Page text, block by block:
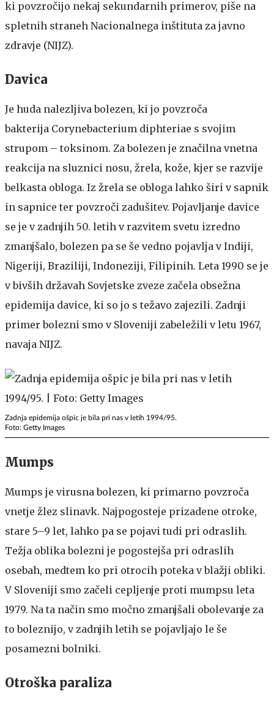
ki povzročijo nekaj sekundarnih primerov, piše na
spletnih straneh Nacionalnega inštituta za javno
zdravje (NIJZ).
Davica
Je huda nalezljiva bolezen, ki jo povzroča
bakterija Corynebacterium diphteriae s svojim
strupom – toksinom. Za bolezen je značilna vnetna
reakcija na sluznici nosu, žrela, kože, kjer se razvije
belkasta obloga. Iz žrela se obloga lahko širi v sapnik
in sapnice ter povzroči zadušitev. Pojavljanje davice
se je v zadnjih 50. letih v razvitem svetu izredno
zmanjšalo, bolezen pa se še vedno pojavlja v Indiji,
Nigeriji, Braziliji, Indoneziji, Filipinih. Leta 1990 se je
v bivših državah Sovjetske zveze začela obsežna
epidemija davice, ki so jo s težavo zajezili. Zadnji
primer bolezni smo v Sloveniji zabeležili v letu 1967,
navaja NIJZ.
Zadnja epidemija ošpic je bila pri nas v letih 1994/95.
Foto: Getty Images
Mumps
Mumps je virusna bolezen, ki primarno povzroča
vnetje žlez slinavk. Najpogosteje prizadene otroke,
stare 5–9 let, lahko pa se pojavi tudi pri odraslih.
Težja oblika bolezni je pogostejša pri odraslih
osebah, medtem ko pri otrocih poteka v blažji obliki.
V Sloveniji smo začeli cepljenje proti mumpsu leta
1979. Na ta način smo močno zmanjšali obolevanje za
to boleznijo, v zadnjih letih se pojavljajo le še
posamezni bolniki.
Otroška paraliza